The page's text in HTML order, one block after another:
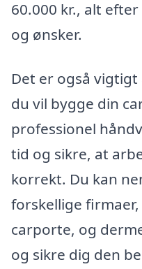
60.000 kr., alt
og ønsker.
Det er også
du vil bygge din
professionel
tid og sikre, at
korrekt. Du kan
forskellige
carporte, og
og sikre dig den